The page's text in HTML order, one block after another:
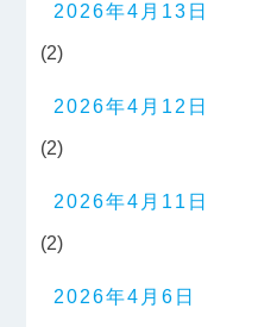
2026年4月13日
(2)
2026年4月12日
(2)
2026年4月11日
(2)
2026年4月6日